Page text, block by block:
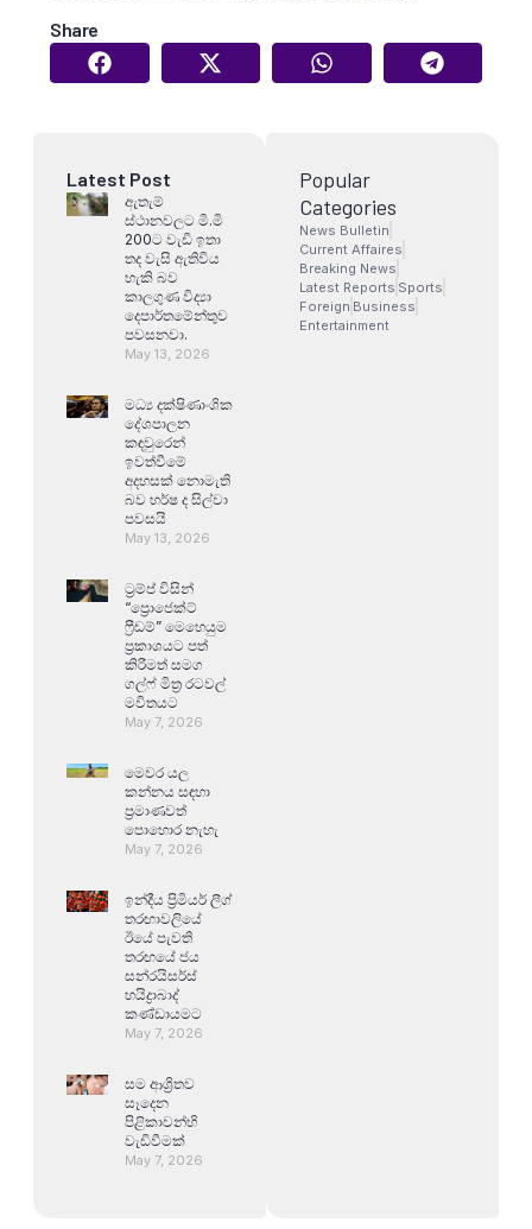
Share
Latest Post
ඇතැම්
ස්ථානවලට මි.මි
200ට වැඩි ඉතා
තද වැසි ඇතිවිය
හැකි බව
කාලගුණ විද්‍යා
දෙපාර්තමේන්තුව
පවසනවා.
May 13, 2026
මධ්‍ය දක්ෂිණාංශික
දේශපාලන
කඳවුරෙන්
ඉවත්වීමේ
අදහසක් නොමැති
බව හර්ෂ ද සිල්වා
පවසයි
May 13, 2026
ට්‍රම්ප් විසින්
“ප්‍රොජෙක්ට්
ෆ්‍රීඩම්” මෙහෙයුම
ප්‍රකාශයට පත්
කිරීමත් සමග
ගල්ෆ් මිත්‍ර රටවල්
මවිතයට
May 7, 2026
මෙවර යල
කන්නය සඳහා
ප්‍රමාණවත්
පොහොර නැහැ
May 7, 2026
ඉන්දීය ප්‍රිමියර් ලීග්
තරඟාවලියේ
ඊයේ පැවති
තරඟයේ ජය
සන්රයිසර්ස්
හයිද්‍රාබාද්
කණ්ඩායමට
May 7, 2026
සම ආශ්‍රිතව
සෑදෙන
පිළිකාවන්හි
වැඩිවීමක්
May 7, 2026
Popular
Categories
News Bulletin
Current Affaires
Breaking News
Latest Reports Sports
Foreign Business
Entertainment